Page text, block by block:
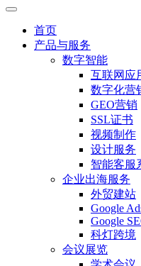
首页
产品与服务
数字智能
互联网应
数字化营
GEO营销
SSL证书
视频制作
设计服务
智能客服
企业出海服务
外贸建站
Google
Google
科灯跨境
会议展览